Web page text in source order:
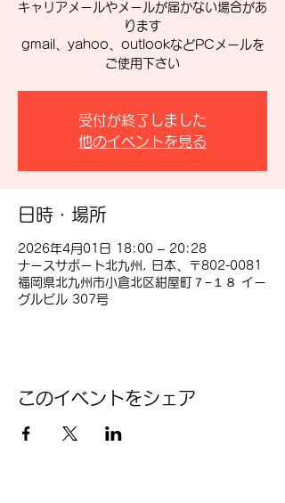
キャリアメールやメールが届かない場合があ
ります
gmail、yahoo、outlookなどPCメールを
ご使用下さい
受付が終了しました
他のイベントを見る
日時・場所
2026年4月01日 18:00 – 20:28
ナースサポート北九州, 日本、〒802-0081
福岡県北九州市小倉北区紺屋町７−１８ イー
グルビル 307号
このイベントをシェア